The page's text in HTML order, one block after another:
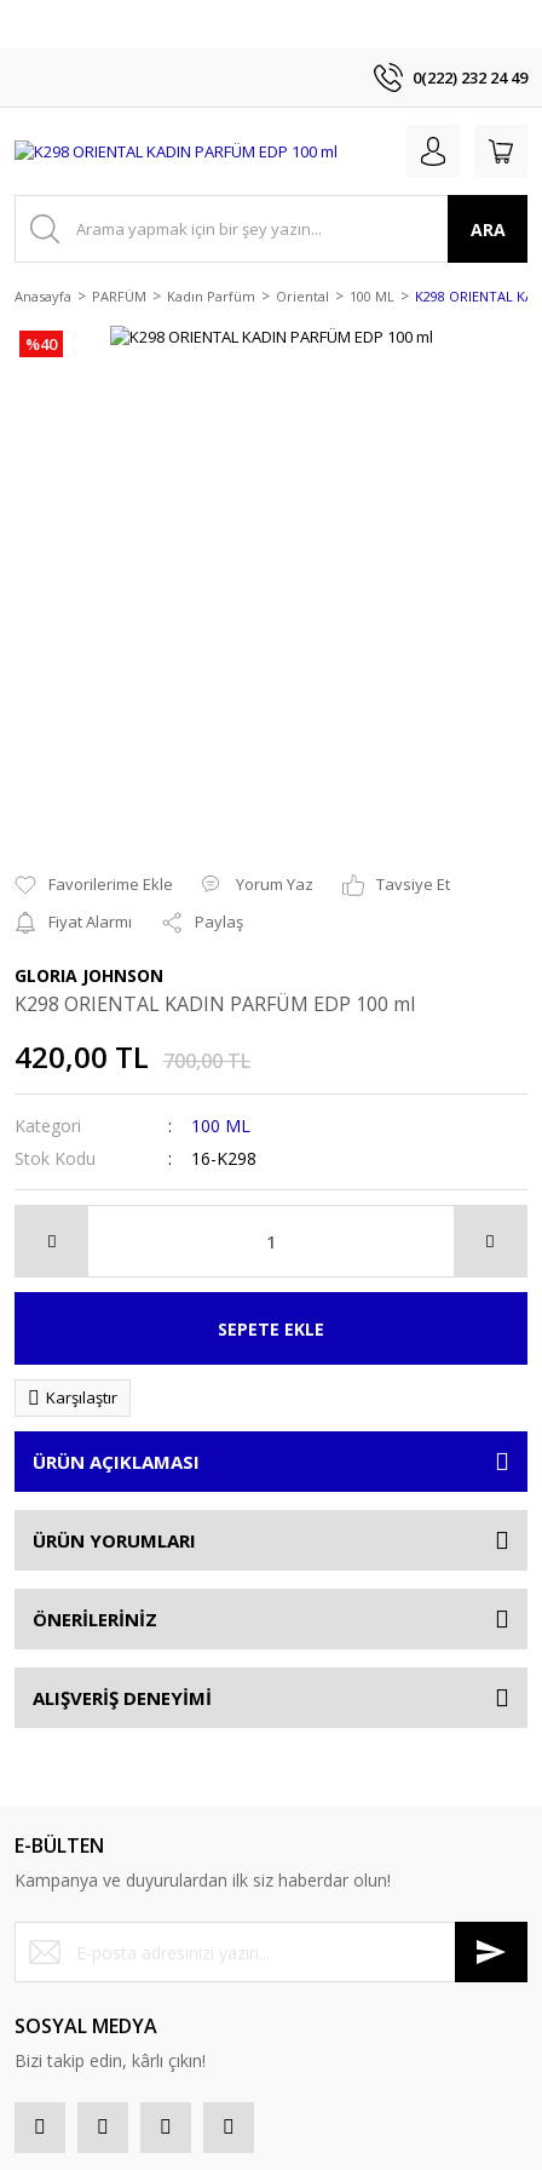
0(222) 232 24 49
ARA
Anasayfa PARFÜM Kadın Parfüm Oriental 100 ML K298 ORIENTAL
%40
Yorum Yaz
Tavsiye Et
Fiyat Alarmı
Paylaş
GLORIA JOHNSON
K298 ORIENTAL KADIN PARFÜM EDP 100 ml
420,00 TL 700,00 TL
Kategori
100 ML
Stok Kodu
16-K298
SEPETE EKLE
Karşılaştır
ÜRÜN AÇIKLAMASI
ÜRÜN YORUMLARI
ÖNERİLERİNİZ
ALIŞVERİŞ DENEYİMİ
E-BÜLTEN
Kampanya ve duyurulardan ilk siz haberdar olun!
SOSYAL MEDYA
Bizi takip edin, kârlı çıkın!